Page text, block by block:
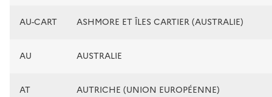
AU-CART ASHMORE ET ÎLES CARTIER (AUSTRALIE)
AU AUSTRALIE
AT AUTRICHE (UNION EUROPÉENNE)